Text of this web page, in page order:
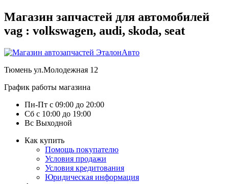
Магазин запчастей для автомобилей
vag : volkswagen, audi, skoda, seat
Тюмень ул.Молодежная 12
График работы магазина
Пн-Пт с 09:00 до 20:00
Сб с 10:00 до 19:00
Вс Выходной
Как купить
Помощь покупателю
Условия продажи
Условия кредитования
Юридическая информация